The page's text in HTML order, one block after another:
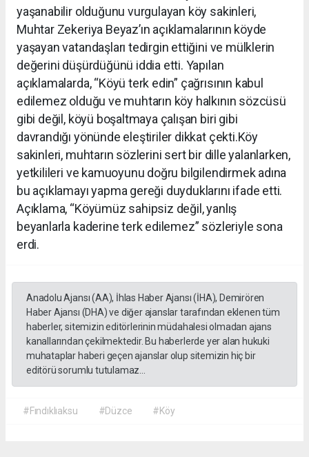
yaşanabilir olduğunu vurgulayan köy sakinleri,
Muhtar Zekeriya Beyaz’ın açıklamalarının köyde
yaşayan vatandaşları tedirgin ettiğini ve mülklerin
değerini düşürdüğünü iddia etti. Yapılan
açıklamalarda, “Köyü terk edin” çağrısının kabul
edilemez olduğu ve muhtarın köy halkının sözcüsü
gibi değil, köyü boşaltmaya çalışan biri gibi
davrandığı yönünde eleştiriler dikkat çekti.Köy
sakinleri, muhtarın sözlerini sert bir dille yalanlarken,
yetkilileri ve kamuoyunu doğru bilgilendirmek adına
bu açıklamayı yapma gereği duyduklarını ifade etti.
Açıklama, “Köyümüz sahipsiz değil, yanlış
beyanlarla kaderine terk edilemez” sözleriyle sona
erdi.
Anadolu Ajansı (AA), İhlas Haber Ajansı (İHA), Demirören
Haber Ajansı (DHA) ve diğer ajanslar tarafından eklenen tüm
haberler, sitemizin editörlerinin müdahalesi olmadan ajans
kanallarından çekilmektedir. Bu haberlerde yer alan hukuki
muhataplar haberi geçen ajanslar olup sitemizin hiç bir
editörü sorumlu tutulamaz...
#Fındıklıaksu #Düzce #Köy